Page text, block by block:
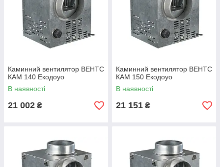
Каминний вентилятор ВЕНТС
КАМ 140 Екодоуо
В наявності
21 002 ₴
Каминний вентилятор ВЕНТС
КАМ 150 Екодоуо
В наявності
21 151 ₴